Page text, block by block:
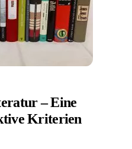
– Eine
Kriterien